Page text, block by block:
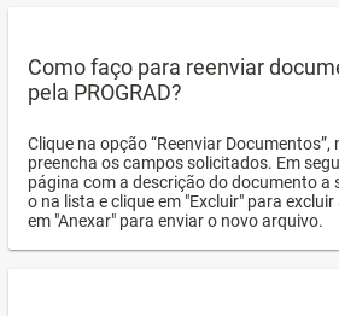
Como faço para reenviar
pela PROGRAD?
Clique na opção “Reenviar Documentos”,
preencha os campos solicitados. Em
página com a descrição do documento a
o na lista e clique em "Excluir" para
em "Anexar" para enviar o novo arquivo.